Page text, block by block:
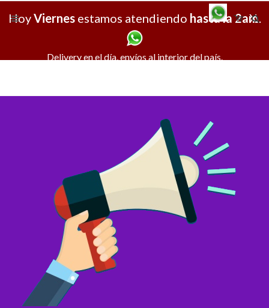
X
HoyViernesestamos atendiendo hasta la 2am.
Delivery en el día, envíos al interior del país.